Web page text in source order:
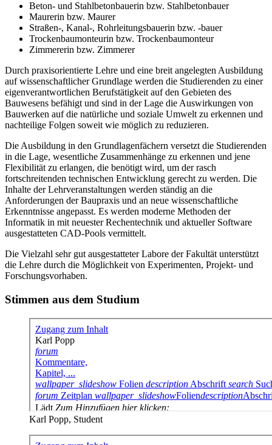
Beton- und Stahlbetonbauerin bzw. Stahlbetonbauer
Maurerin bzw. Maurer
Straßen-, Kanal-, Rohrleitungsbauerin bzw. -bauer
Trockenbaumonteurin bzw. Trockenbaumonteur
Zimmererin bzw. Zimmerer
Durch praxisorientierte Lehre und eine breit angelegten Ausbildung
auf wissenschaftlicher Grundlage werden die Studierenden zu einer
eigenverantwortlichen Berufstätigkeit auf den Gebieten des
Bauwesens befähigt und sind in der Lage die Auswirkungen von
Bauwerken auf die natürliche und soziale Umwelt zu erkennen und
nachteilige Folgen soweit wie möglich zu reduzieren.
Die Ausbildung in den Grundlagenfächern versetzt die Studierenden
in die Lage, wesentliche Zusammenhänge zu erkennen und jene
Flexibilität zu erlangen, die benötigt wird, um der rasch
fortschreitenden technischen Entwicklung gerecht zu werden. Die
Inhalte der Lehrveranstaltungen werden ständig an die
Anforderungen der Baupraxis und an neue wissenschaftliche
Erkenntnisse angepasst. Es werden moderne Methoden der
Informatik in mit neuester Rechentechnik und aktueller Software
ausgestatteten CAD-Pools vermittelt.
Die Vielzahl sehr gut ausgestatteter Labore der Fakultät unterstützt
die Lehre durch die Möglichkeit von Experimenten, Projekt- und
Forschungsvorhaben.
Stimmen aus dem Studium
Karl Popp, Student